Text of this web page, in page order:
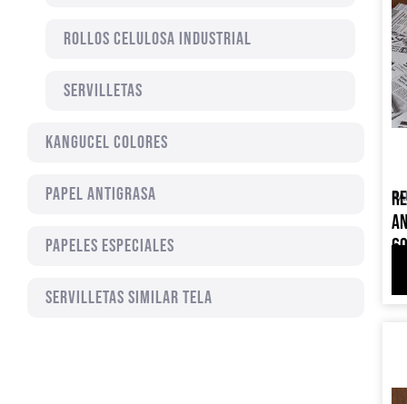
ROLLOS CELULOSA INDUSTRIAL
SERVILLETAS
KANGUCEL COLORES
PAPEL ANTIGRASA
Papeles especiales
SERVILLETAS SIMILAR TELA